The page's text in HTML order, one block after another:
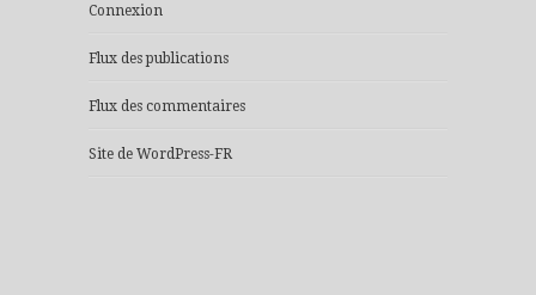
Connexion
Flux des publications
Flux des commentaires
Site de WordPress-FR